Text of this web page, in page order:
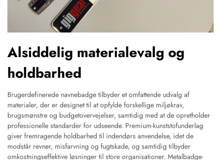
Alsiddelig materialevalg og
holdbarhed
Brugerdefinerede navnebadge tilbyder et omfattende udvalg af
materialer, der er designet til at opfylde forskellige miljøkrav,
brugsmønstre og budgetovervejelser, samtidig med at de opretholder
professionelle standarder for udseende. Premium-kunststofunderlag
giver fremragende holdbarhed til indendørs anvendelse, idet de
modstår revner, misfarvning og fugtskade, og samtidig tilbyder
omkostningseffektive løsninger til store organisationer. Metalbadge-